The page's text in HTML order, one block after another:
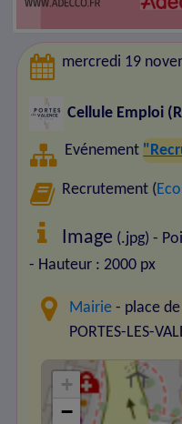
mercredi 19
Cellule Emploi
Evénement
Recrutement (
Image (.jpg) -
- Hauteur : 2000 px
Mairie - place
PORTES-LES-
+
−